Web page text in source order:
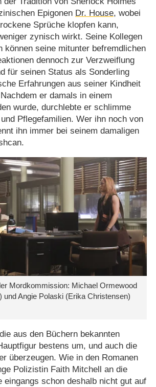
Epigonen Dr. House, wobei
Sprüche klopfen kann,
zynisch wirkt. Seine Kollegen
können seine mitunter befremdlichen
dennoch zur Verzweiflung
für seinen Status als Sonderling
Erfahrungen aus seiner Kindheit
er damals in einem
wurde, durchlebte er schlimme
Pflegefamilien. Wer ihn noch von
ihn immer bei seinem damaligen
Mordkommission: Michael Ormewood
und Angie Polaski (Erika Christensen)
aus den Büchern bekannten
bestens um, und auch die
überzeugen. Wie in den Romanen
Polizistin Faith Mitchell an die
eingangs schon deshalb nicht gut auf